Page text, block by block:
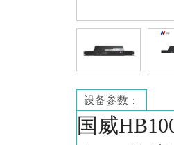
设备参数：
国威